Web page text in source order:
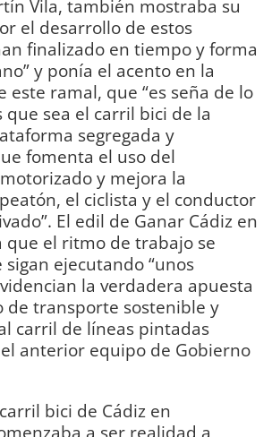
Vila, también mostraba su
el desarrollo de estos
finalizado en tiempo y forma
y ponía el acento en la
este ramal, que “es seña de lo
sea el carril bici de la
segregada y
fomenta el uso del
y mejora la
el ciclista y el conductor
El edil de Ganar Cádiz en
que el ritmo de trabajo se
ejecutando “unos
la verdadera apuesta
de transporte sostenible y
carril de líneas pintadas
anterior equipo de Gobierno
bici de Cádiz en
a ser realidad a